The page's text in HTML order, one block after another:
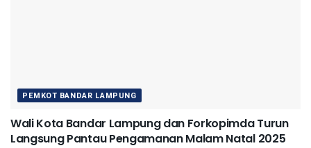
PEMKOT BANDAR LAMPUNG
Wali Kota Bandar Lampung dan Forkopimda Turun
Langsung Pantau Pengamanan Malam Natal 2025